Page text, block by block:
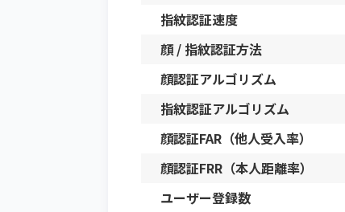
指紋認証速度
顔 / 指紋認証方法
顔認証アルゴリズム
指紋認証アルゴリズム
顔認証FAR（他人受入率）
顔認証FRR（本人距離率）
ユーザー登録数